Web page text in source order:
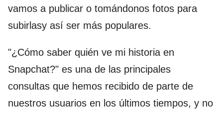
vamos a publicar o tomándonos fotos para
subirlasy así ser más populares.
"¿Cómo saber quién ve mi historia en
Snapchat?" es una de las principales
consultas que hemos recibido de parte de
nuestros usuarios en los últimos tiempos, y no